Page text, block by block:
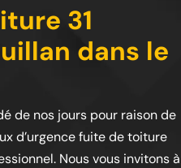
31
dans le
de nos jours pour raison de
d’urgence fuite de toiture
Nous vous invitons à